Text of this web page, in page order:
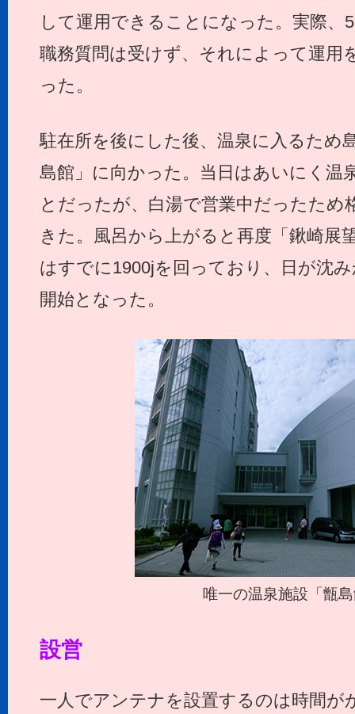
して運用できることになった。実際、
職務質問は受けず、それによって運用
った。
駐在所を後にした後、温泉に入るため
島館」に向かった。当日はあいにく温
とだったが、白湯で営業中だったため
きた。風呂から上がると再度「鍬崎展
はすでに1900jを回っており、日が沈
開始となった。
唯一の温泉施設「甑
設営
一人でアンテナを設置するのは時間が